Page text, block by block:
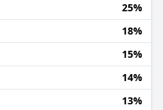
25%
18%
15%
14%
13%